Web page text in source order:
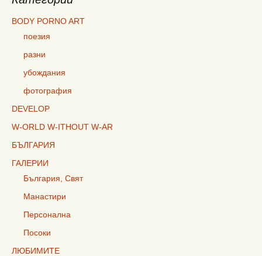
BODY PORNO ART
поезия
разни
убождания
фотография
DEVELOP
W-ORLD W-ITHOUT W-AR
БЪЛГАРИЯ
ГАЛЕРИИ
България, Свят
Манастири
Персонална
Посоки
ЛЮБИМИТЕ